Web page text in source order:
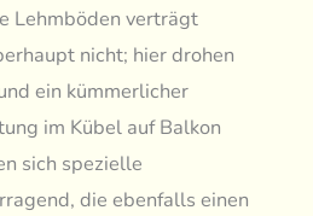
Lehmböden verträgt
nicht; hier drohen
ein kümmerlicher
im Kübel auf Balkon
sich spezielle
die ebenfalls einen